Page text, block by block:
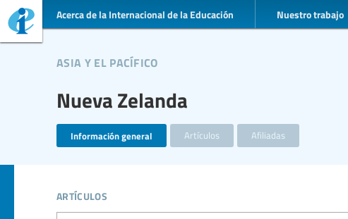
Acerca de la Internacional de la Educación Nuestro trabajo
Nueva Zelanda
asia y el pacífico
Información general Artículos Afiliadas
artículos